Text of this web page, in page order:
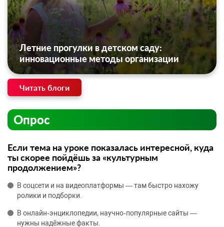
Летние прогулки в детском саду:
инновационные методы организации
Читать блоги
Опрос
Если тема на уроке показалась интересной, куда
ты скорее пойдёшь за «культурным
продолжением»?
В соцсети и на видеоплатформы — там быстро нахожу
ролики и подборки.
В онлайн‑энциклопедии, научно‑популярные сайты —
нужны надёжные факты.